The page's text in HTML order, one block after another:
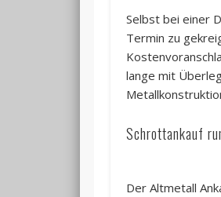
Selbst bei einer
Termin zu
lange mit
Schrottankauf
Der Altmetall